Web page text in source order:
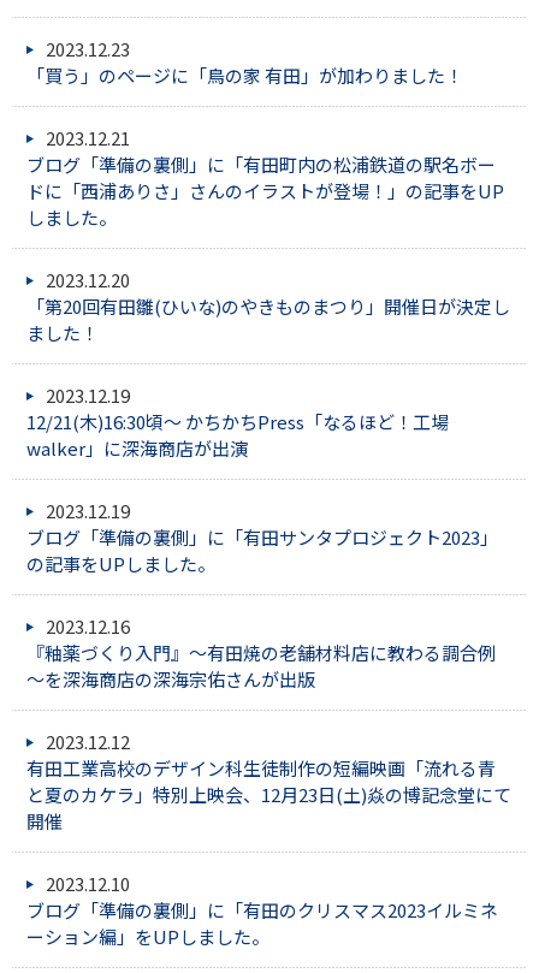
2023.12.23
「買う」のページに「鳥の家 有田」が加わりました！
2023.12.21
ブログ「準備の裏側」に「有田町内の松浦鉄道の駅名ボー
ドに「西浦ありさ」さんのイラストが登場！」の記事をUP
しました。
2023.12.20
「第20回有田雛(ひいな)のやきものまつり」開催日が決定し
ました！
2023.12.19
12/21(木)16:30頃～ かちかちPress「なるほど！工場
walker」に深海商店が出演
2023.12.19
ブログ「準備の裏側」に「有田サンタプロジェクト2023」
の記事をUPしました。
2023.12.16
『釉薬づくり入門』～有田焼の老舗材料店に教わる調合例
～を深海商店の深海宗佑さんが出版
2023.12.12
有田工業高校のデザイン科生徒制作の短編映画「流れる青
と夏のカケラ」特別上映会、12月23日(土)焱の博記念堂にて
開催
2023.12.10
ブログ「準備の裏側」に「有田のクリスマス2023イルミネ
ーション編」をUPしました。